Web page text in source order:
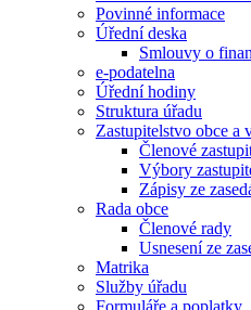
Povinné informace
Úřední deska
Smlouvy o
e-podatelna
Úřední hodiny
Struktura úřadu
Zastupitelstvo obce a
Členové
Výbory
Zápisy ze
Rada obce
Členové rady
Usnesení ze
Matrika
Služby úřadu
Formuláře a poplatky